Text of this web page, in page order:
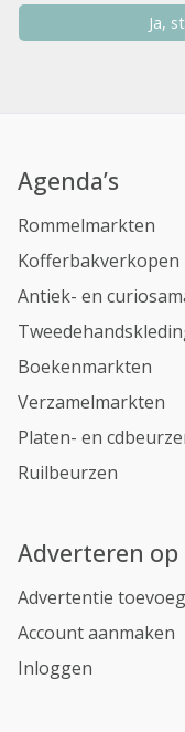
Agenda’s
Rommelmarkten
Kofferbakverkopen
Antiek- en
Boekenmarkten
Verzamelmarkten
Platen- en
Ruilbeurzen
Adverteren
Advertentie
Account aanmaken
Inloggen